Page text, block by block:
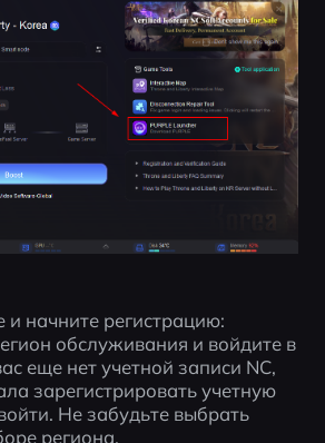
и начните регистрацию:
обслуживания и войдите в
еще нет учетной записи NC,
зарегистрировать учетную
Не забудьте выбрать
региона.